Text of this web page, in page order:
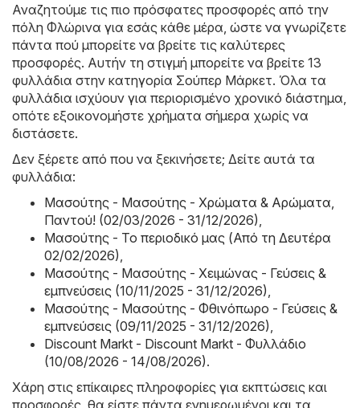
Αναζητούμε τις πιο πρόσφατες προσφορές από την
πόλη Φλώρινα για εσάς κάθε μέρα, ώστε να γνωρίζετε
πάντα πού μπορείτε να βρείτε τις καλύτερες
προσφορές. Αυτήν τη στιγμή μπορείτε να βρείτε 13
φυλλάδια στην κατηγορία Σούπερ Μάρκετ. Όλα τα
φυλλάδια ισχύουν για περιορισμένο χρονικό διάστημα,
οπότε εξοικονομήστε χρήματα σήμερα χωρίς να
διστάσετε.
Δεν ξέρετε από που να ξεκινήσετε; Δείτε αυτά τα
φυλλάδια:
Μασούτης - Μασούτης - Χρώματα & Αρώματα,
Παντού! (02/03/2026 - 31/12/2026)
Μασούτης - Το περιοδικό μας (Από τη Δευτέρα
02/02/2026)
Μασούτης - Μασούτης - Χειμώνας - Γεύσεις &
εμπνεύσεις (10/11/2025 - 31/12/2026)
Μασούτης - Μασούτης - Φθινόπωρο - Γεύσεις &
εμπνεύσεις (09/11/2025 - 31/12/2026)
Discount Markt - Discount Markt - Φυλλάδιο
(10/08/2026 - 14/08/2026).
Χάρη στις επίκαιρες πληροφορίες για εκπτώσεις και
προσφορές, θα είστε πάντα ενημερωμένοι και τα